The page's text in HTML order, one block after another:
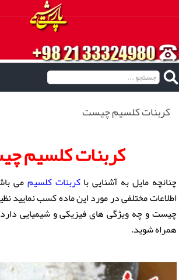
کربنات کلسیم چیست
کربنات کلسیم
چنانچه مایل به آشنایی باکربنات کلسیممی
اطلاعات مختلفی در مورد این ماده کسب نمایید
چیست و چه ویژگی های فیزیکی و شیمیایی
همراه شوید.